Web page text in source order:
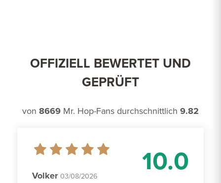
OFFIZIELL BEWERTET UND
GEPRÜFT
von 8669 Mr. Hop-Fans durchschnittlich 9.82
10.0
Volker 03/08/2026